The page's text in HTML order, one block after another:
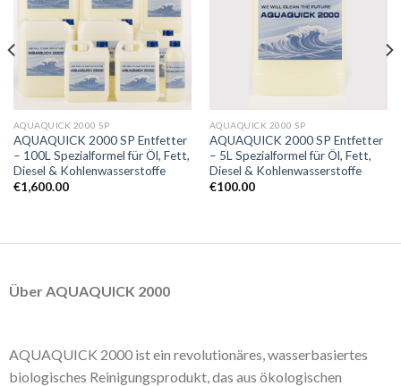
AQUAQUICK 2000 SP
AQUAQUICK 2000 SP Entfetter
– 100L Spezialformel für Öl, Fett,
Diesel & Kohlenwasserstoffe
€1,600.00
AQUAQUICK 2000 SP
AQUAQUICK 2000 SP Entfetter
– 5L Spezialformel für Öl, Fett,
Diesel & Kohlenwasserstoffe
€100.00
Über AQUAQUICK 2000
AQUAQUICK 2000 ist ein revolutionäres, wasserbasiertes
biologisches Reinigungsprodukt, das aus ökologischen